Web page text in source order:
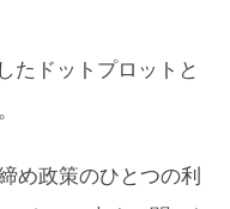
たドットプロットと
め政策のひとつの利